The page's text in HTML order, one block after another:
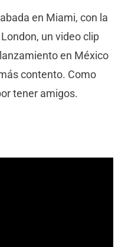
en Miami, con la
un video clip
en México
contento. Como
tener amigos.